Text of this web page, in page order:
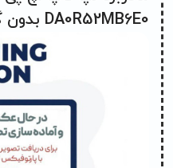
DA0R52MB6E0 بدون گرافیک AMD